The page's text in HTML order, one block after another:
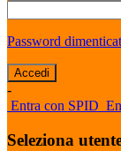
Password
-
Entra con SPID
Seleziona